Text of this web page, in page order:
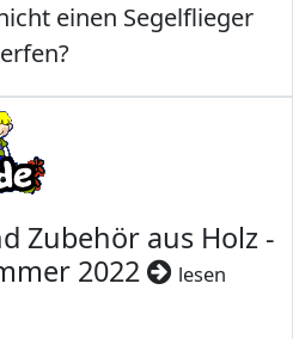
einen Segelflieger
Zubehör aus Holz -
2022
lesen